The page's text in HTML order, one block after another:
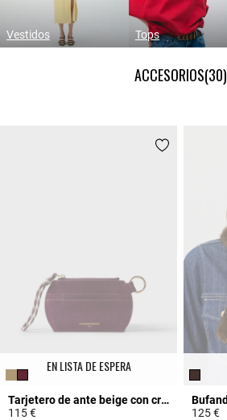
Vestidos Tops
ACCESORIOS(30)
EN LISTA DE ESPERA
Tarjetero de ante beige con cremallera
115 €
125 €